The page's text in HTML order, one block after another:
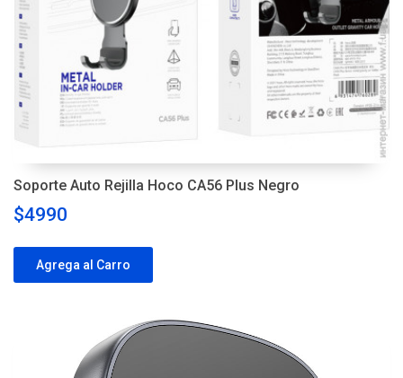
Soporte Auto Rejilla Hoco CA56 Plus Negro
$4990
Agrega al Carro